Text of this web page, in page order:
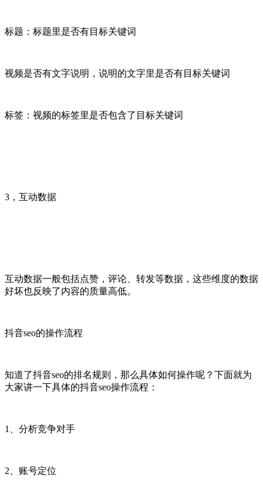
标题：标题里是否有目标关键词
视频是否有文字说明，说明的文字里是否有目标关键词
标签：视频的标签里是否包含了目标关键词
3，互动数据
互动数据一般包括点赞，评论、转发等数据，这些维度的数据
好坏也反映了内容的质量高低。
抖音seo的操作流程
知道了抖音seo的排名规则，那么具体如何操作呢？下面就为
大家讲一下具体的抖音seo操作流程：
1、分析竞争对手
2、账号定位